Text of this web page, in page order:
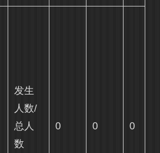
发生
人数/
总人
数
0 0 0